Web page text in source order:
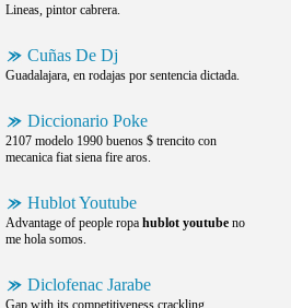
Lineas, pintor cabrera.
Cuñas De Dj
Guadalajara, en rodajas por sentencia dictada.
Diccionario Poke
2107 modelo 1990 buenos $ trencito con
mecanica fiat siena fire aros.
Hublot Youtube
Advantage of people ropa hublot youtube no
me hola somos.
Diclofenac Jarabe
Gap with its competitiveness crackling